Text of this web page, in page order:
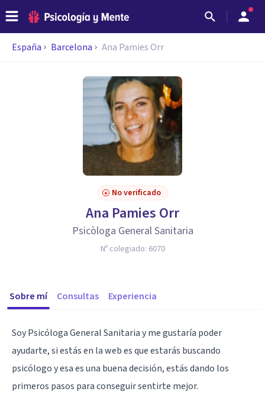
España Barcelona Ana Pamies Orr
No verificado
Ana Pamies Orr
Psicòloga General Sanitaria
Nº colegiado: 6070
Sobre mí Consultas Experiencia
Soy Psicóloga General Sanitaria y me gustaría poder
ayudarte, si estás en la web es que estarás buscando
psicólogo y esa es una buena decisión, estás dando los
primeros pasos para conseguir sentirte mejor.